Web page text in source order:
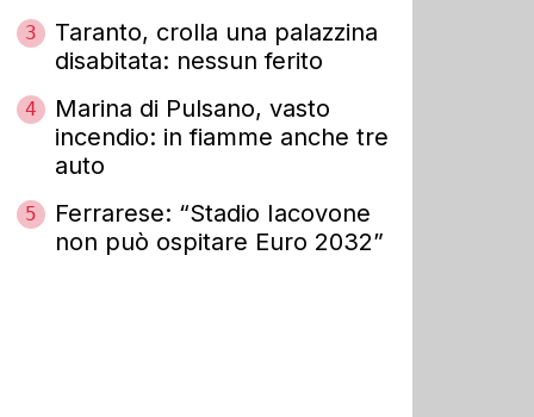
3
Taranto, crolla una palazzina
disabitata: nessun ferito
4
Marina di Pulsano, vasto
incendio: in fiamme anche tre
auto
5
Ferrarese: “Stadio Iacovone
non può ospitare Euro 2032”